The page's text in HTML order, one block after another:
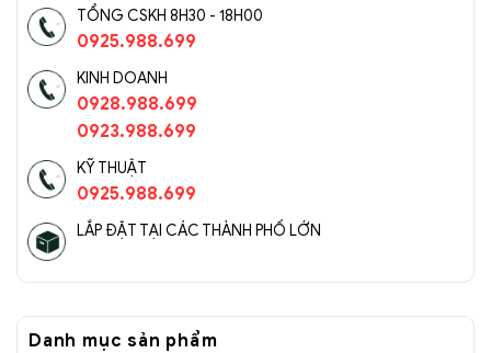
TỔNG CSKH 8H30 - 18H00
0925.988.699
KINH DOANH
0928.988.699
0923.988.699
KỸ THUẬT
0925.988.699
LẮP ĐẶT TẠI CÁC THÀNH PHỐ LỚN
Danh mục sản phẩm